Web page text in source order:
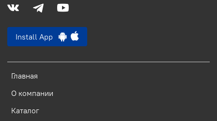
Главная
О компании
Каталог
Install App